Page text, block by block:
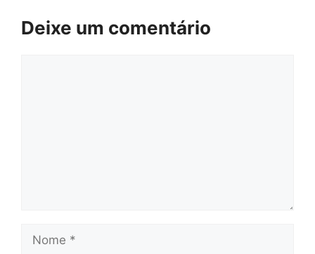
Deixe um comentário
Nome